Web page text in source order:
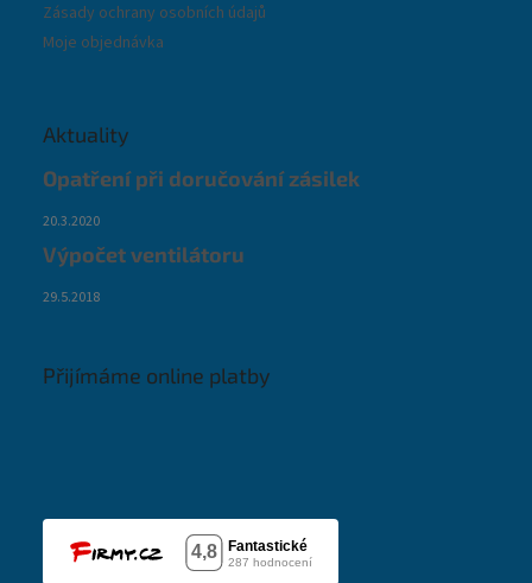
Zásady ochrany osobních údajů
Moje objednávka
Aktuality
Opatření při doručování zásilek
20.3.2020
Výpočet ventilátoru
29.5.2018
Přijímáme online platby